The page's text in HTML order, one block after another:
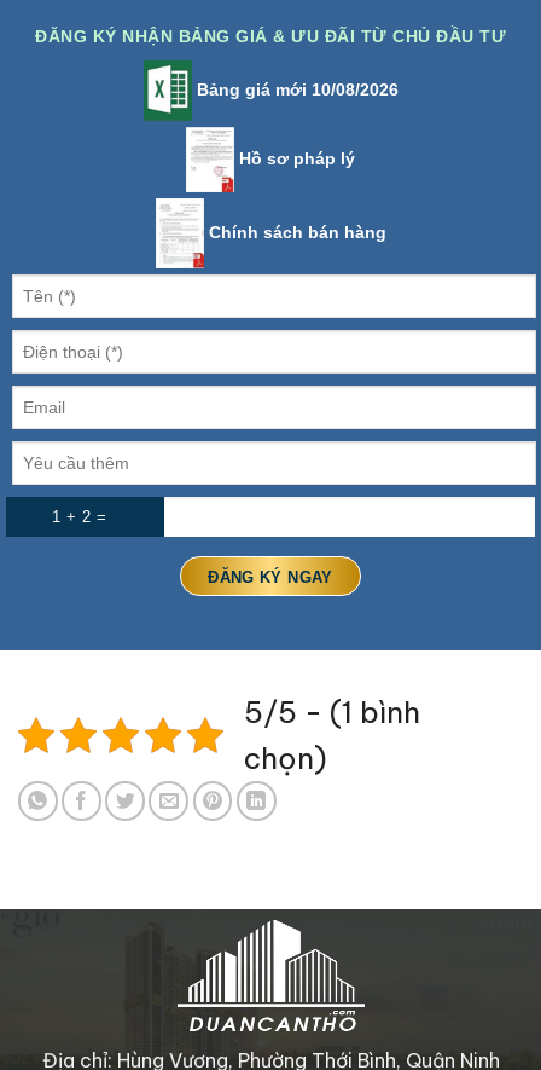
ĐĂNG KÝ NHẬN BẢNG GIÁ & ƯU ĐÃI TỪ CHỦ ĐẦU TƯ
Bảng giá mới 10/08/2026
Hồ sơ pháp lý
Chính sách bán hàng
1 + 2 =
5/5 - (1 bình
chọn)
Địa chỉ: Hùng Vương, Phường Thới Bình, Quận Ninh